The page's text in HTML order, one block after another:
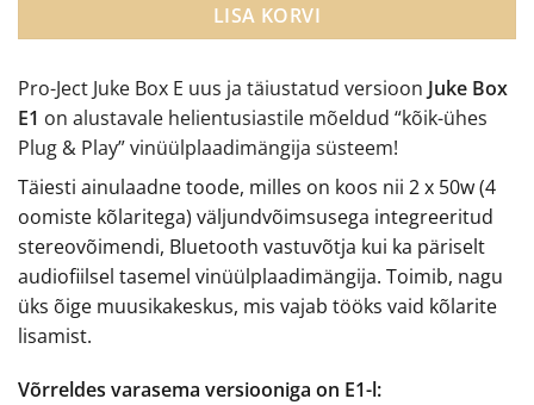
Pro-Ject Juke Box E uus ja täiustatud versioon Juke Box
E1 on alustavale helientusiastile mõeldud “kõik-ühes
Plug & Play” vinüülplaadimängija süsteem!
Täiesti ainulaadne toode, milles on koos nii 2 x 50w (4
oomiste kõlaritega) väljundvõimsusega integreeritud
stereovõimendi, Bluetooth vastuvõtja kui ka päriselt
audiofiilsel tasemel vinüülplaadimängija. Toimib, nagu
üks õige muusikakeskus, mis vajab tööks vaid kõlarite
lisamist.
Võrreldes varasema versiooniga on E1-l:
LISA KORVI